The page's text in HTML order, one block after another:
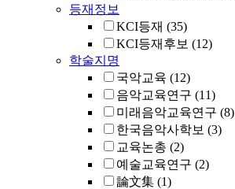
등재정보
KCI등재 (35)
KCI등재후보 (12)
학술지명
국악교육 (12)
음악교육연구 (11)
미래음악교육연구 (8)
한국음악사학보 (3)
교육논총 (2)
예술교육연구 (2)
論文集 (1)